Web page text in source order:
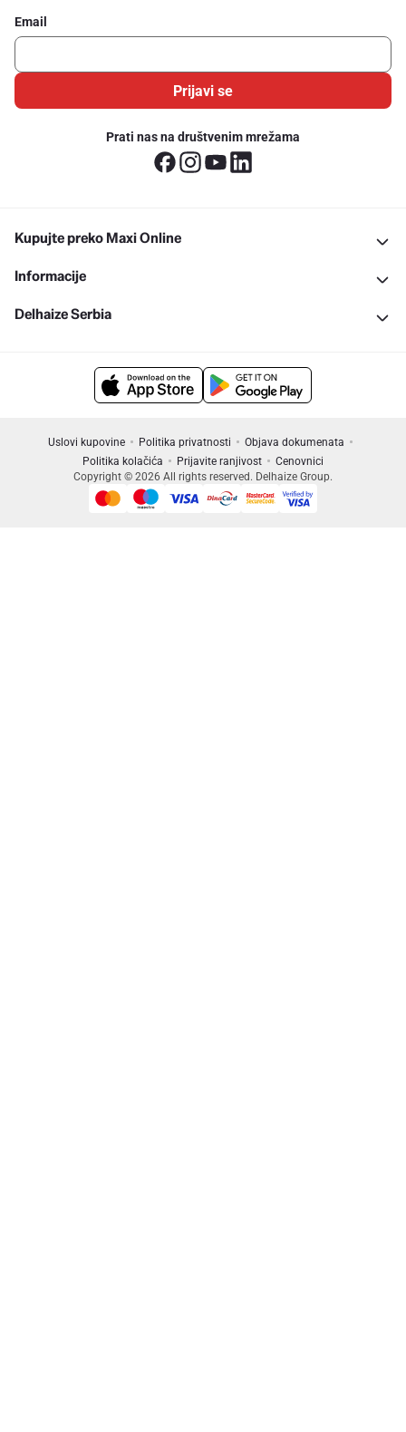
Email
Prijavi se
Prati nas na društvenim mrežama
Kupujte preko Maxi Online
Informacije
Delhaize Serbia
Uslovi kupovine Politika privatnosti
Objava dokumenata
Politika kolačića
Prijavite ranjivost
Cenovnici
Copyright © 2026 All rights reserved. Delhaize Group.